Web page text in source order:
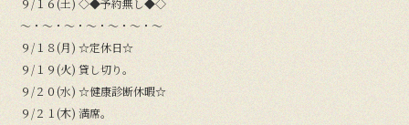
９/１６(土) ◇◆予約無し◆◇
〜・〜・〜・〜・〜・〜・〜
９/１８(月) ☆定休日☆
９/１９(火) 貸し切り。
９/２０(水) ☆健康診断休暇☆
９/２１(木) 満席。